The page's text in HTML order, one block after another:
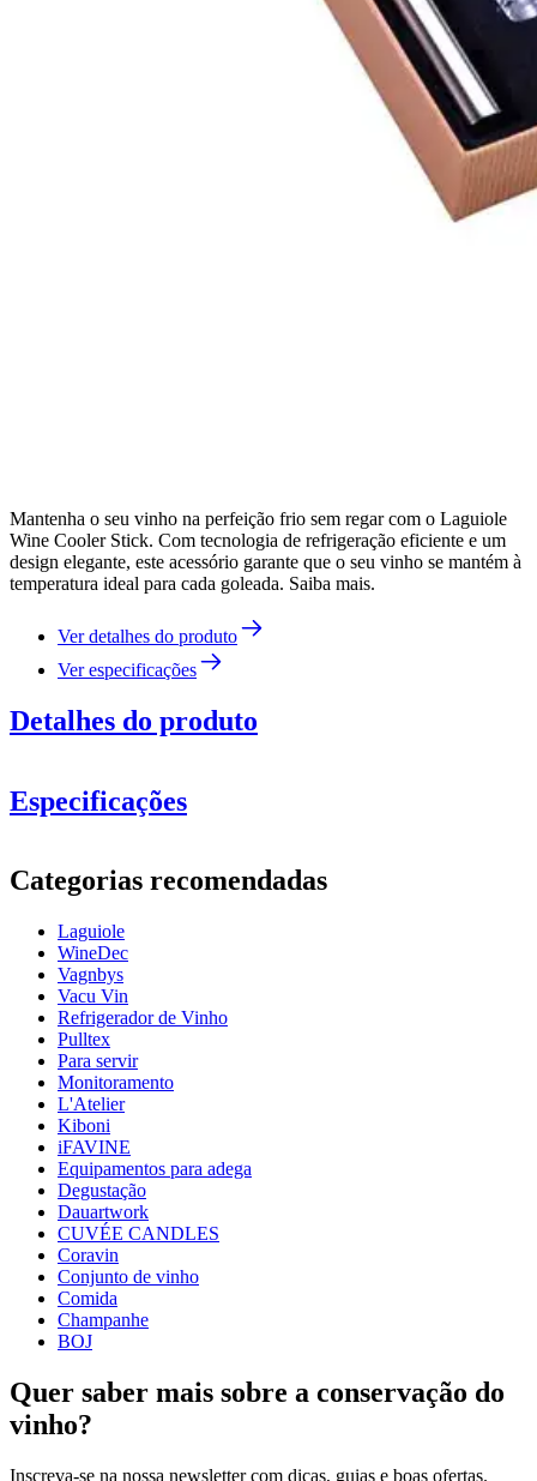
Mantenha o seu vinho na perfeição frio sem regar com o Laguiole
Wine Cooler Stick. Com tecnologia de refrigeração eficiente e um
design elegante, este acessório garante que o seu vinho se mantém à
temperatura ideal para cada goleada. Saiba mais.
Ver detalhes do produto
Ver especificações
Detalhes do produto
Especificações
Número do produto40-268-876
Dimensões (LxAxP cm)
Peso (kg)
profundidade (cm)
Categorias recomendadas
Laguiole
WineDec
Vagnbys
Vacu Vin
Refrigerador de Vinho
Pulltex
Para servir
Monitoramento
L'Atelier
Kiboni
iFAVINE
Equipamentos para adega
Degustação
Dauartwork
CUVÉE CANDLES
Coravin
Conjunto de vinho
Comida
Champanhe
BOJ
Quer saber mais sobre a conservação do
vinho?
Inscreva-se na nossa newsletter com dicas, guias e boas ofertas.